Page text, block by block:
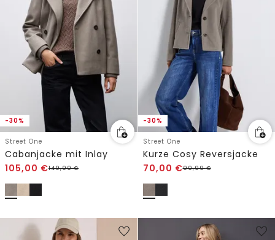
-30%
Street One
Cabanjacke mit Inlay
105,00 €149,99€
-30%
Street One
Kurze Cosy Reversjacke
70,00 €99,99€